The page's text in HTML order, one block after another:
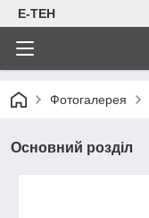
Е-ТЕН
Фотогалерея
Основний розділ